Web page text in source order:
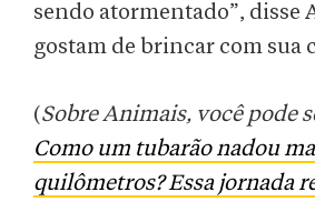
sendo atormentado”, disse
gostam de brincar com sua
(Sobre Animais, você pode
Como um tubarão nadou
quilômetros? Essa jornada